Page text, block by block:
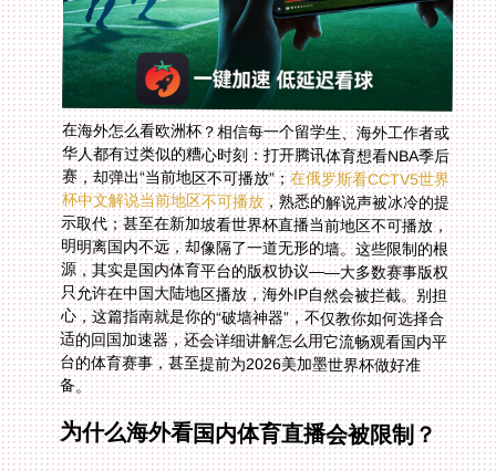
在海外怎么看欧洲杯？相信每一个留学生、海外工作者或
华人都有过类似的糟心时刻：打开腾讯体育想看NBA季后
赛，却弹出“当前地区不可播放”；在俄罗斯看CCTV5世界
杯中文解说当前地区不可播放，熟悉的解说声被冰冷的提
示取代；甚至在新加坡看世界杯直播当前地区不可播放，
明明离国内不远，却像隔了一道无形的墙。这些限制的根
源，其实是国内体育平台的版权协议——大多数赛事版权
只允许在中国大陆地区播放，海外IP自然会被拦截。别担
心，这篇指南就是你的“破墙神器”，不仅教你如何选择合
适的回国加速器，还会详细讲解怎么用它流畅观看国内平
台的体育赛事，甚至提前为2026美加墨世界杯做好准
备。
为什么海外看国内体育直播会被限制？